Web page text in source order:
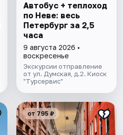
Автобус + теплоход
по Неве: весь
Петербург за 2,5
часа
9 августа 2026 •
воскресенье
Экскурсии отправление
от ул. Думская, д.2. Киоск
"Турсервис"
от 795 ₽